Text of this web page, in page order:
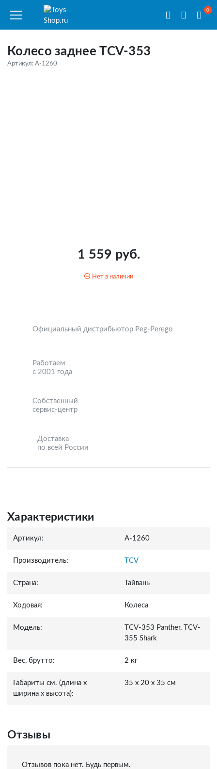
0
Колесо заднее TCV-353
Артикул: A-1260
1 559 руб.
Нет в наличии
Официальный дистрибьютор Peg-Perego
Работаем
с 2001 года
Собственный
сервис-центр
Доставка
по всей России
Характеристики
Артикул: A-1260
Производитель: TCV
Страна: Тайвань
Ходовая: Колеса
Модель:
TCV-353 Panther, TCV-
355 Shark
Вес, брутто: 2 кг
Габариты см. (длина x
ширина x высота):
35 x 20 x 35 см
Отзывы
Отзывов пока нет. Будь первым.